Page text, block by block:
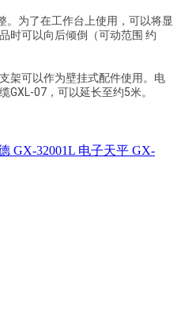
。为了在工作台上使用，可以将显
时可以向后倾倒（可动范围 约
架可以作为壁挂式配件使用。电
GXL-07，可以延长至约5米。
GX-32001L 电子天平 GX-